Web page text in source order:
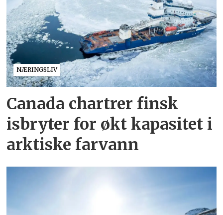
NÆRINGSLIV
Canada chartrer finsk
isbryter for økt kapasitet i
arktiske farvann